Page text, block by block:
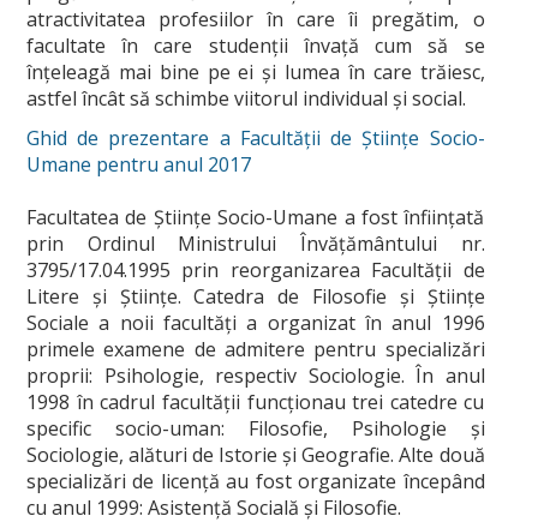
atractivitatea profesiilor în care îi pregătim, o
facultate în care studenţii învaţă cum să se
înţeleagă mai bine pe ei şi lumea în care trăiesc,
astfel încât să schimbe viitorul individual şi social.
Ghid de prezentare a Facultății de Științe Socio-
Umane pentru anul 2017
Facultatea de Ştiinţe Socio-Umane a fost înfiinţată
prin Ordinul Ministrului Învăţământului nr.
3795/17.04.1995 prin reorganizarea Facultăţii de
Litere şi Ştiinţe. Catedra de Filosofie şi Ştiinţe
Sociale a noii facultăţi a organizat în anul 1996
primele examene de admitere pentru specializări
proprii: Psihologie, respectiv Sociologie. În anul
1998 în cadrul facultăţii funcţionau trei catedre cu
specific socio-uman: Filosofie, Psihologie şi
Sociologie, alături de Istorie şi Geografie. Alte două
specializări de licenţă au fost organizate începând
cu anul 1999: Asistenţă Socială şi Filosofie.